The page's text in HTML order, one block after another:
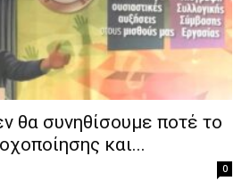
θα συνηθίσουμε ποτέ το
και...
0